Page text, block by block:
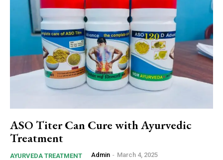
ASO Titer Can Cure with Ayurvedic
Treatment
AYURVEDA TREATMENT Admin - March 4, 2025